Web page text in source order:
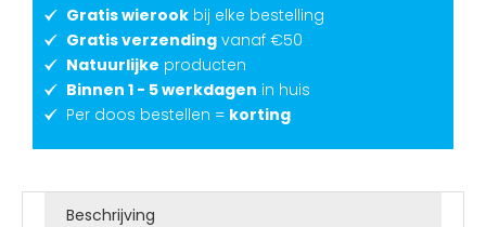
Gratis wierook bij elke bestelling
Gratis verzending vanaf €50
Natuurlijke producten
Binnen 1 - 5 werkdagen in huis
Per doos bestellen = korting
Beschrijving